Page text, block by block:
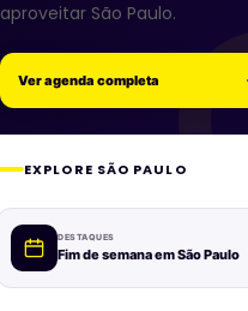
aproveitar São Paulo.
Ver agenda completa
EXPLORE SÃO PAULO
DESTAQUES
Fim de semana em São Paulo